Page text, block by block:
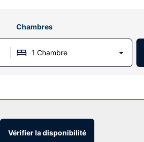
Chambres
1 Chambre
Vérifier la disponibilité